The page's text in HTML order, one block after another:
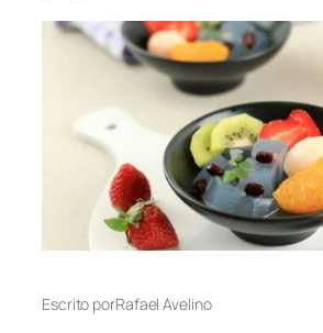
Escrito porRafael Avelino